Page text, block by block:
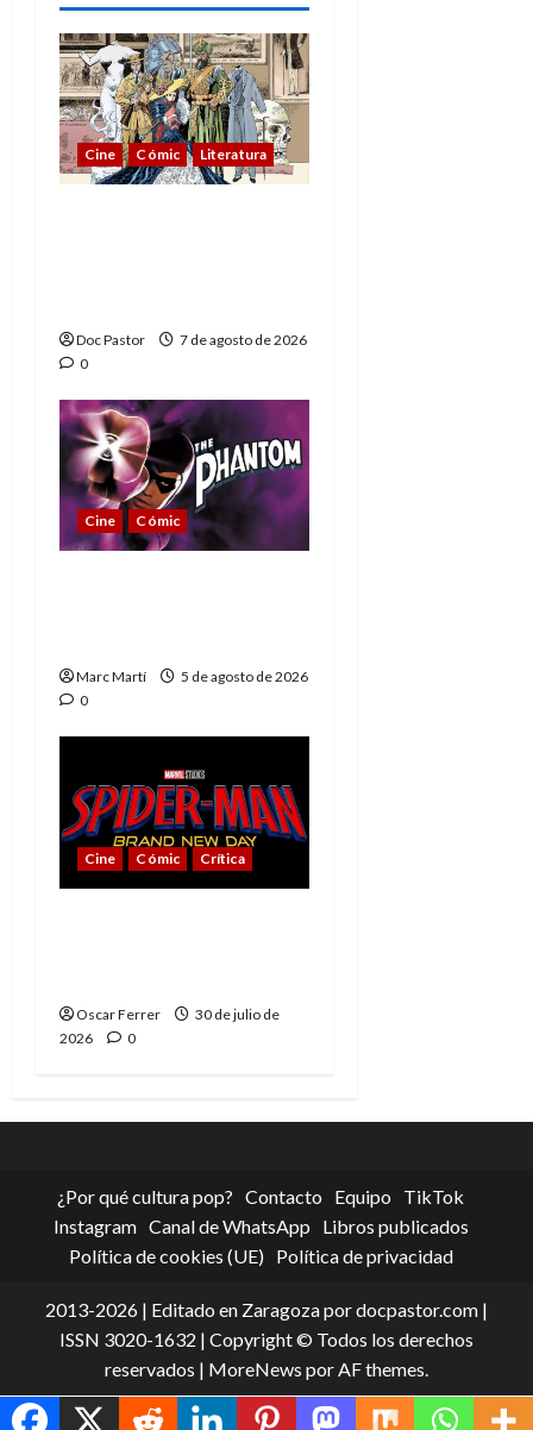
Cine Cómic Literatura
Doc Pastor
7 de agosto de 2026
0
Cine Cómic
Marc Martí
5 de agosto de 2026
0
Cine Cómic Crítica
Oscar Ferrer
30 de julio de
2026
0
¿Por qué cultura pop? Contacto Equipo
TikTok
Instagram Canal de WhatsApp
Libros publicados
Política de cookies (UE)
Política de privacidad
2013-2026 | Editado en Zaragoza por docpastor.com |
ISSN 3020-1632 | Copyright © Todos los derechos
reservados | MoreNews por AF themes.